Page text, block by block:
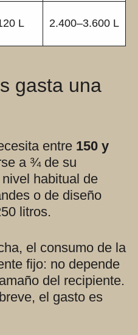
L 2.400–3.600 L
gasta una
entre 150 y
a ¾ de su
habitual de
o de diseño
litros.
el consumo de la
fijo: no depende
del recipiente.
el gasto es